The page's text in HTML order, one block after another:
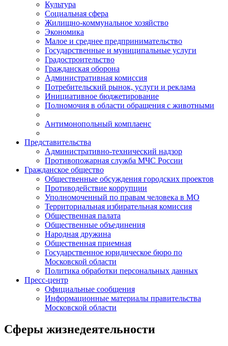
Культура
Социальная сфера
Жилищно-коммунальное хозяйство
Экономика
Малое и среднее предпринимательство
Государственные и муниципальные услуги
Градостроительство
Гражданская оборона
Административная комиссия
Потребительский рынок, услуги и реклама
Инициативное бюджетирование
Полномочия в области обращения с животными
Антимонопольный комплаенс
Представительства
Административно-технический надзор
Противопожарная служба МЧС России
Гражданское общество
Общественные обсуждения городских проектов
Противодействие коррупции
Уполномоченный по правам человека в МО
Территориальная избирательная комиссия
Общественная палата
Общественные объединения
Народная дружина
Общественная приемная
Государственное юридическое бюро по
Московской области
Политика обработки персональных данных
Пресс-центр
Официальные сообщения
Информационные материалы правительства
Московской области
Сферы жизнедеятельности